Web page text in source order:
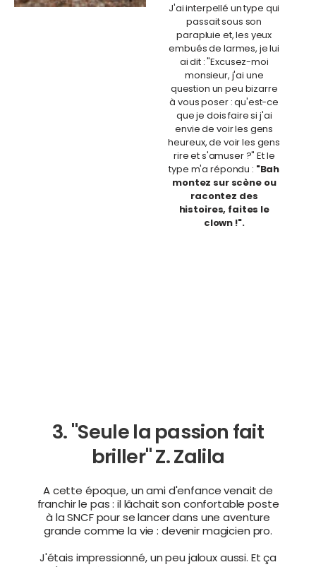
J'ai interpellé un type qui
passait sous son
parapluie et, les yeux
embués de larmes, je lui
ai dit : "Excusez-moi
monsieur, j'ai une
question un peu bizarre
à vous poser : qu'est-ce
que je dois faire si j'ai
envie de voir les gens
heureux, de voir les gens
rire et s'amuser ?" Et le
type m'a répondu : "Bah
montez sur scène ou
racontez des
histoires, faites le
clown !".
3. "Seule la passion fait
briller" Z. Zalila
A cette époque, un ami d'enfance venait de
franchir le pas : il lâchait son confortable poste
à la SNCF pour se lancer dans une aventure
grande comme la vie : devenir magicien pro.
J'étais impressionné, un peu jaloux aussi. Et ça